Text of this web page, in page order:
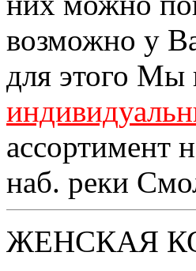
возможно у
для этого Мы
ассортимент
наб. реки
ЖЕНСКАЯ